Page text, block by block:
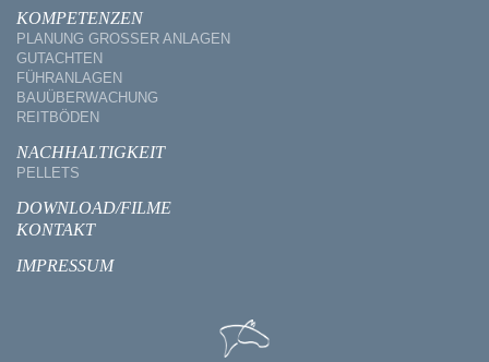
KOMPETENZEN
PLANUNG GROSSER ANLAGEN
GUTACHTEN
FÜHRANLAGEN
BAUÜBERWACHUNG
REITBÖDEN
NACHHALTIGKEIT
PELLETS
DOWNLOAD/FILME
KONTAKT
IMPRESSUM